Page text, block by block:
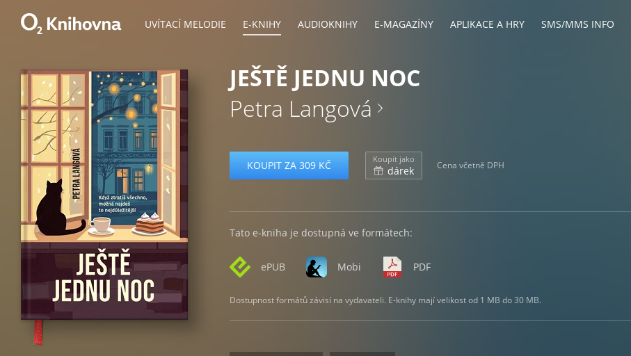
UVÍTACÍ MELODIE E-KNIHY AUDIOKNIHY E-MAGAZÍNY APLIKACE A HRY SMS/MMS INFO
JEŠTĚ JEDNU NOC
Petra Langová
KOUPIT ZA 309 KČ Koupit jako
dárek Cena včetně DPH
Tato e-kniha je dostupná ve formátech:
ePUB Mobi PDF
Dostupnost formátů závisí na vydavateli. E-knihy mají velikost od 1 MB do 30 MB.